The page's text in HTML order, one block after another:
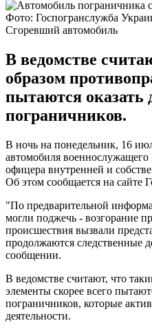
Фото: Госпогранслужба
Сгоревший автомобиль
В ведомстве
образом
пытаются оказать
пограничников.
В ночь на понедельник, 16
автомобиля
офицера внутренней и
Об этом сообщается на сайте
"По предварительной
могли поджечь - возгорание
происшествия вызвали
продолжаются следственные
сообщении.
В ведомстве считают, что
элементы скорее всего
пограничников, которые
деятельности.